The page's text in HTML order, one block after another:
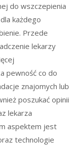
do wszczepienia
każdego
Przede
lekarzy
pewność co do
znajomych lub
poszukać opinii
lekarza
aspektem jest
technologie